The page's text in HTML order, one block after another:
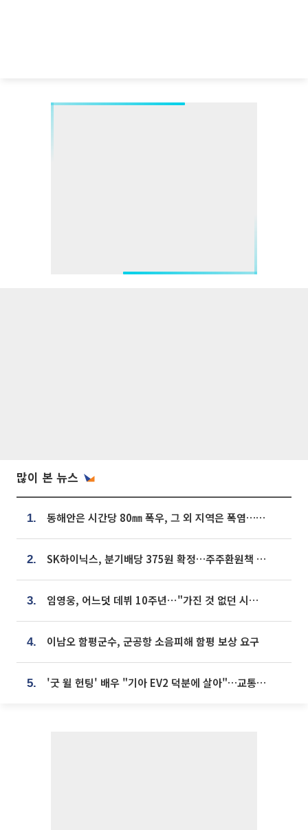
많이 본 뉴스
1. 동해안은 시간당 80㎜ 폭우, 그 외 지역은 폭염…‘극과 극 날씨’
2. SK하이닉스, 분기배당 375원 확정…주주환원책 9월로 앞당겨 발표
3. 임영웅, 어느덧 데뷔 10주년⋯"가진 것 없던 시절, 내 앞엔 20명의 팬뿐"
4. 이남오 함평군수, 군공항 소음피해 함평 보상 요구
5. '굿 윌 헌팅' 배우 "기아 EV2 덕분에 살아"…교통사고 후 안전성 극찬